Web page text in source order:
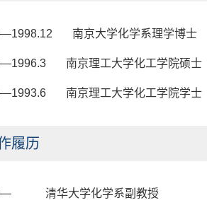
南京大学化学系理学博士
南京理工大学化工学院硕士
南京理工大学化工学院学士
履历
清华大学化学系副教授